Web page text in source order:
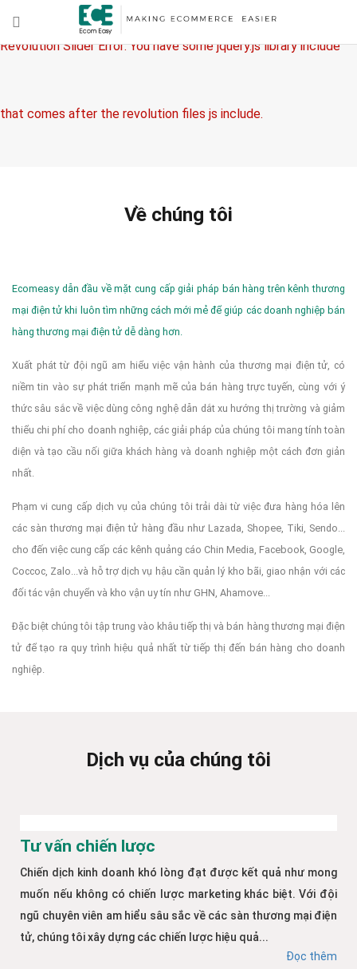
Revolution Slider Error: You have some jquery.js library include
that comes after the revolution files js include.
To fix it you can:
1. In the Slider Settings -> Troubleshooting set option:Put
JS Includes To Body option to true.
2. Find the double jquery.js include and remove it.
Về chúng tôi
Ecomeasy dẫn đầu về mặt cung cấp giải pháp bán hàng trên kênh thương
mại điện tử khi luôn tìm những cách mới mẻ để giúp các doanh nghiệp bán
hàng thương mại điện tử dễ dàng hơn.
Xuất phát từ đội ngũ am hiểu việc vận hành của thương mại điện tử, có
niềm tin vào sự phát triển mạnh mẽ của bán hàng trực tuyến, cùng với ý
thức sâu sắc về việc dùng công nghệ dẫn dắt xu hướng thị trường và giảm
thiểu chi phí cho doanh nghiệp, các giải pháp của chúng tôi mang tính toàn
diện và tạo cầu nối giữa khách hàng và doanh nghiệp một cách đơn giản
nhất.
Phạm vi cung cấp dịch vụ của chúng tôi trải dài từ việc đưa hàng hóa lên
các sàn thương mại điện tử hàng đầu như Lazada, Shopee, Tiki, Sendo...
cho đến việc cung cấp các kênh quảng cáo Chin Media, Facebook, Google,
Coccoc, Zalo...và hỗ trợ dịch vụ hậu cần quản lý kho bãi, giao nhận với các
đối tác vận chuyển và kho vận uy tín như GHN, Ahamove...
Đặc biệt chúng tôi tập trung vào khâu tiếp thị và bán hàng thương mại điện
tử để tạo ra quy trình hiệu quả nhất từ tiếp thị đến bán hàng cho doanh
nghiệp.
Dịch vụ của chúng tôi
Tư vấn chiến lược
Chiến dịch kinh doanh khó lòng đạt được kết quả như mong
muốn nếu không có chiến lược marketing khác biệt. Với đội
ngũ chuyên viên am hiểu sâu sắc về các sàn thương mại điện
tử, chúng tôi xây dựng các chiến lược hiệu quả...
Đọc thêm